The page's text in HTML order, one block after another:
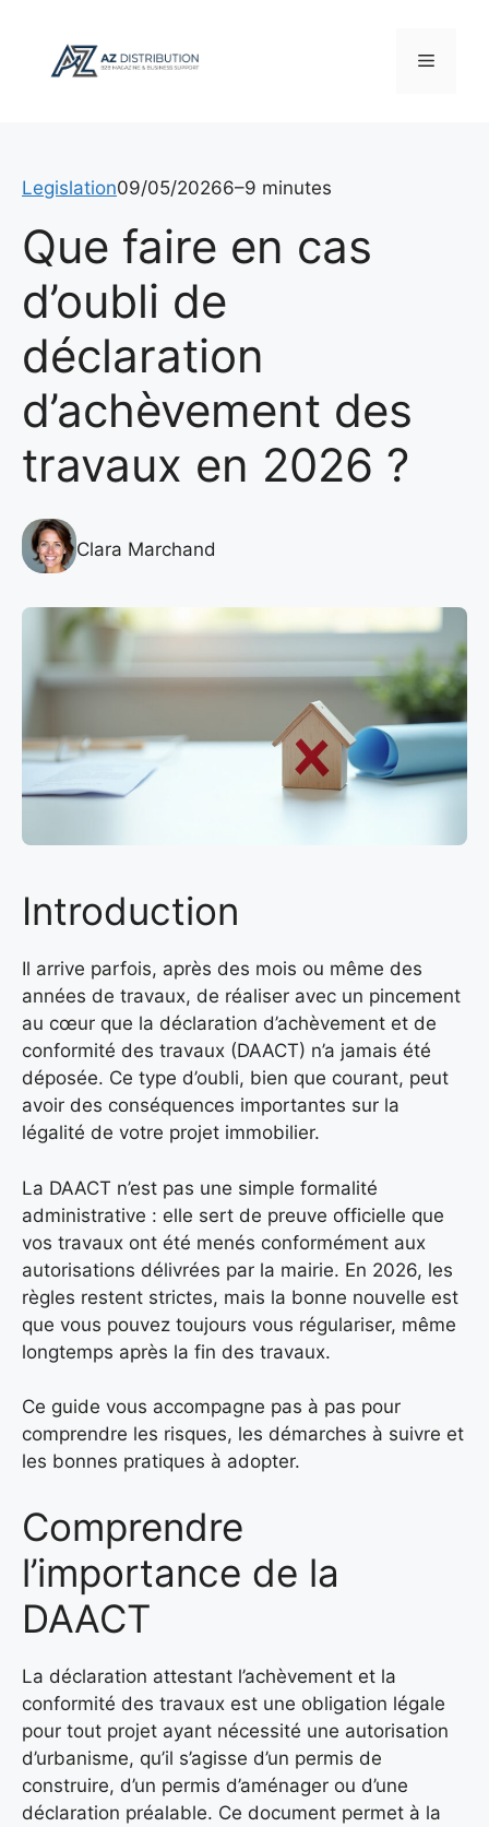
contenu
Menu
Legislation09/05/20266–9 minutes
Que faire en cas
d’oubli de
déclaration
d’achèvement des
travaux en 2026 ?
Clara Marchand
Introduction
Il arrive parfois, après des mois ou même des
années de travaux, de réaliser avec un pincement
au cœur que la déclaration d’achèvement et de
conformité des travaux (DAACT) n’a jamais été
déposée. Ce type d’oubli, bien que courant, peut
avoir des conséquences importantes sur la
légalité de votre projet immobilier.
La DAACT n’est pas une simple formalité
administrative : elle sert de preuve officielle que
vos travaux ont été menés conformément aux
autorisations délivrées par la mairie. En 2026, les
règles restent strictes, mais la bonne nouvelle est
que vous pouvez toujours vous régulariser, même
longtemps après la fin des travaux.
Ce guide vous accompagne pas à pas pour
comprendre les risques, les démarches à suivre et
les bonnes pratiques à adopter.
Comprendre
l’importance de la
DAACT
La déclaration attestant l’achèvement et la
conformité des travaux est une obligation légale
pour tout projet ayant nécessité une autorisation
d’urbanisme, qu’il s’agisse d’un permis de
construire, d’un permis d’aménager ou d’une
déclaration préalable. Ce document permet à la